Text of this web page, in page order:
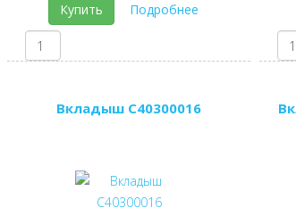
Купить Подробнее
Вкладыш C40300016